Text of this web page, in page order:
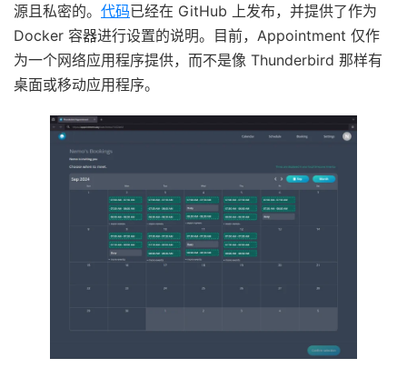
源且私密的。 代码已经在 GitHub 上发布，并提供了作为
Docker 容器进行设置的说明。目前，Appointment 仅作
为一个网络应用程序提供，而不是像 Thunderbird 那样有
桌面或移动应用程序。